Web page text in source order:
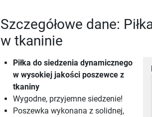
Szczegółowe dane:
w tkaninie
Piłka do siedzenia dynamicznego
w wysokiej jakości poszewce z
tkaniny
Wygodne, przyjemne siedzenie!
Poszewka wykonana z solidnej,